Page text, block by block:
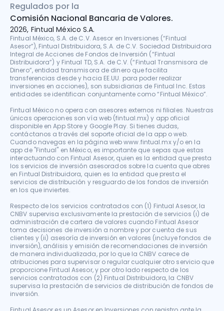
Regulados por la
Comisión Nacional Bancaria de Valores.
2026, Fintual México S.A.
Fintual México, S.A. de C.V. Asesor en Inversiones (“Fintual
Asesor”), Fintual Distribuidora, S.A. de C.V. Sociedad Distribuidora
Integral de Acciones de Fondos de Inversión (“Fintual
Distribuidora”) y Fintual TD, S.A. de C.V. (“Fintual Transmisora de
Dinero”, entidad transmisora de dinero que facilita
transferencias desde y hacia EE.UU. para poder realizar
inversiones en acciones), son subsidiarias de Fintual Inc. Estas
entidades se identifican conjuntamente como “Fintual México”.
Fintual México no opera con asesores externos ni filiales. Nuestras
únicas operaciones son vía web (fintual.mx) y app oficial
disponible en App Store y Google Play. Si tienes dudas,
contáctanos a través del soporte oficial de la app o web.
Cuando navegas en la página web www.fintual.mx y/o en la
app de "Fintual" en México, es importante que sepas que estas
interactuando con Fintual Asesor, quien es la entidad que presta
los servicios de inversión asesorados sobre la cuenta que abres
en Fintual Distribuidora, quien es la entidad que presta el
servicios de distribución y resguardo de los fondos de inversión
en los que inviertes.
Respecto de los servicios contratados con (1) Fintual Asesor, la
CNBV supervisa exclusivamente la prestación de servicios (i) de
administración de cartera de valores cuando Fintual Asesor
toma decisiones de inversión a nombre y por cuenta de sus
clientes y (ii) asesoría de inversión en valores (incluye fondos de
inversión), análisis y emisión de recomendaciones de inversión
de manera individualizada, por lo que la CNBV carece de
atribuciones para supervisar o regular cualquier otro servicio que
proporcione Fintual Asesor, y por otro lado respecto de los
servicios contratados con (2) Fintual Distribuidora, la CNBV
supervisa la prestación de servicios de distribución de fondos de
inversión.